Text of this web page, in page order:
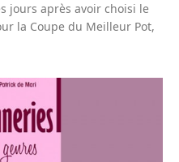
jours après avoir choisi le
la Coupe du Meilleur Pot,